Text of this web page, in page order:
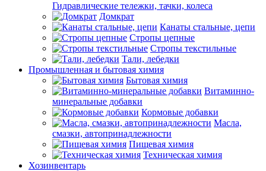
Гидравлические тележки, тачки, колеса
Домкрат
Канаты стальные, цепи
Стропы цепные
Стропы текстильные
Тали, лебедки
Промышленная и бытовая химия
Бытовая химия
Витаминно-
минеральные добавки
Кормовые добавки
Масла,
смазки, автопринадлежности
Пищевая химия
Техническая химия
Хозинвентарь